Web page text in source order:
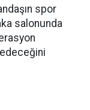
spor
salonunda